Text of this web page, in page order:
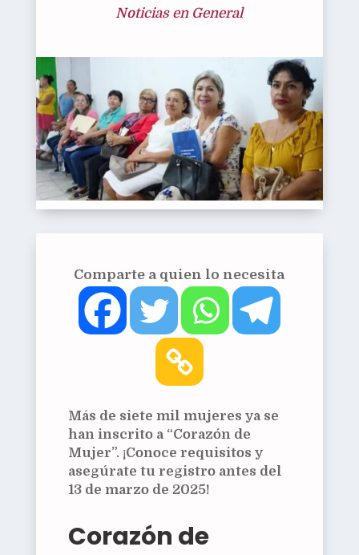
Noticias en General
Comparte a quien lo necesita
Más de siete mil mujeres ya se
han inscrito a “Corazón de
Mujer”. ¡Conoce requisitos y
asegúrate tu registro antes del
13 de marzo de 2025!
Corazón de